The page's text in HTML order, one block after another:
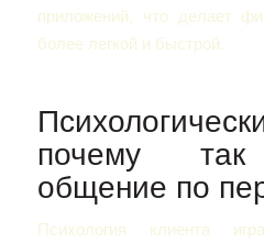
приложений, что делает
более легкой и быстрой.
почему так
общение по
Психология клиента